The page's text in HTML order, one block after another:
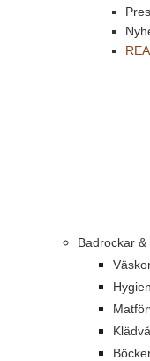
REA
Badrockar
Hygien